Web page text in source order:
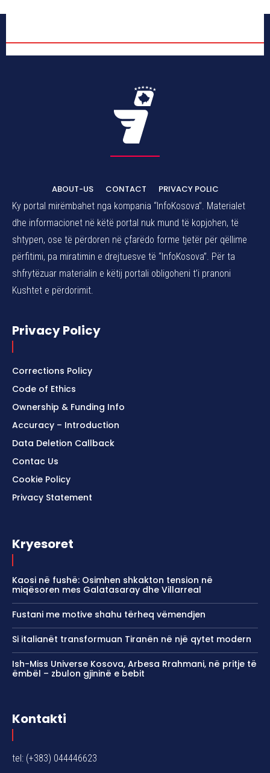
ABOUT-US CONTACT
PRIVACY POLIC
Ky portal mirëmbahet nga kompania “InfoKosova”. Materialet
dhe informacionet në këtë portal nuk mund të kopjohen, të
shtypen, ose të përdoren në çfarëdo forme tjetër për qëllime
përfitimi, pa miratimin e drejtuesve të “InfoKosova”. Për ta
shfrytëzuar materialin e këtij portali obligoheni t’i pranoni
Kushtet e përdorimit.
Privacy Policy
Corrections Policy
Code of Ethics
Ownership & Funding Info
Accuracy – Introduction
Data Deletion Callback
Contac Us
Cookie Policy
Privacy Statement
Kryesoret
Kaosi në fushë: Osimhen shkakton tension në
miqësoren mes Galatasaray dhe Villarreal
Fustani me motive shahu tërheq vëmendjen
Si italianët transformuan Tiranën në një qytet modern
Ish-Miss Universe Kosova, Arbesa Rrahmani, në pritje të
ëmbël – zbulon gjininë e bebit
Kontakti
tel: (+383) 044446623